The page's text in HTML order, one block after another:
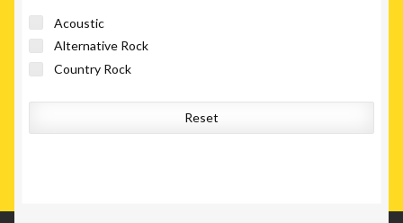
Acoustic
Alternative Rock
Country Rock
Reset